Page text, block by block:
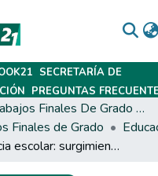
SECRETARÍA DE
PREGUNTAS
Trabajos Finales De Grado Y Posgrado
Finales de Grado
Violencia escolar: surgimiento del acoso entre pares en el nivel primario